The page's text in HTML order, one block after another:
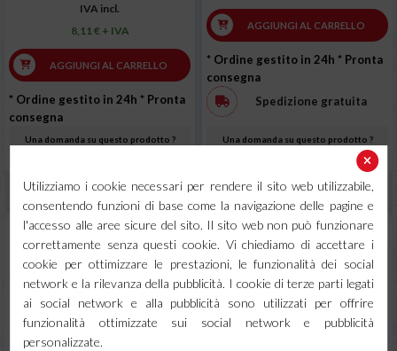
IVA incl.
8,11 € + IVA
AGGIUNGI AL CARRELLO
* Ordine gestito in 24h * Pronta
consegna
Una domanda su questo prodotto ?
AGGIUNGI AL CARRELLO
* Ordine gestito in 24h * Pronta
consegna
Spedizione gratuita
Una domanda su questo prodotto ?
Utilizziamo i cookie necessari per rendere il sito web utilizzabile,
consentendo funzioni di base come la navigazione delle pagine e
l'accesso alle aree sicure del sito. Il sito web non può funzionare
correttamente senza questi cookie. Vi chiediamo di accettare i
cookie per ottimizzare le prestazioni, le funzionalità dei social
network e la rilevanza della pubblicità. I cookie di terze parti legati
ai social network e alla pubblicità sono utilizzati per offrire
funzionalità ottimizzate sui social network e pubblicità
personalizzate.